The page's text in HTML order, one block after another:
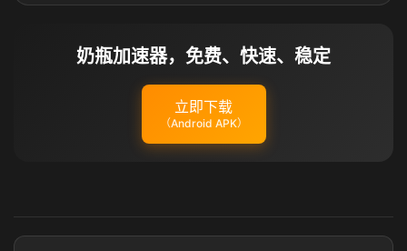
奶瓶加速器，免费、快速、稳定
立即下载
（Android APK）